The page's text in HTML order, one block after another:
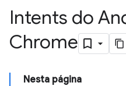
Intents do
Chrome
Nesta página